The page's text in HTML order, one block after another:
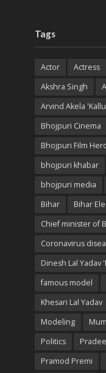
Tags
Actor Actress
Akshra Singh
Arvind Akela
Bhojpuri Cinema
Bhojpuri Film
bhojpuri khabar
bhojpuri media
Bihar
Bihar
Chief minister of
Coronavirus
Dinesh Lal Yadav
famous model
Khesari Lal Yadav
Modeling
Politics
Pramod Premi